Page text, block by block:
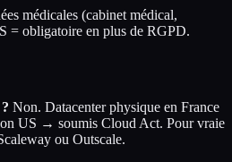
médicales (cabinet médical,
= obligatoire en plus de RGPD.
Non. Datacenter physique en France
US → soumis Cloud Act. Pour vraie
ou Outscale.